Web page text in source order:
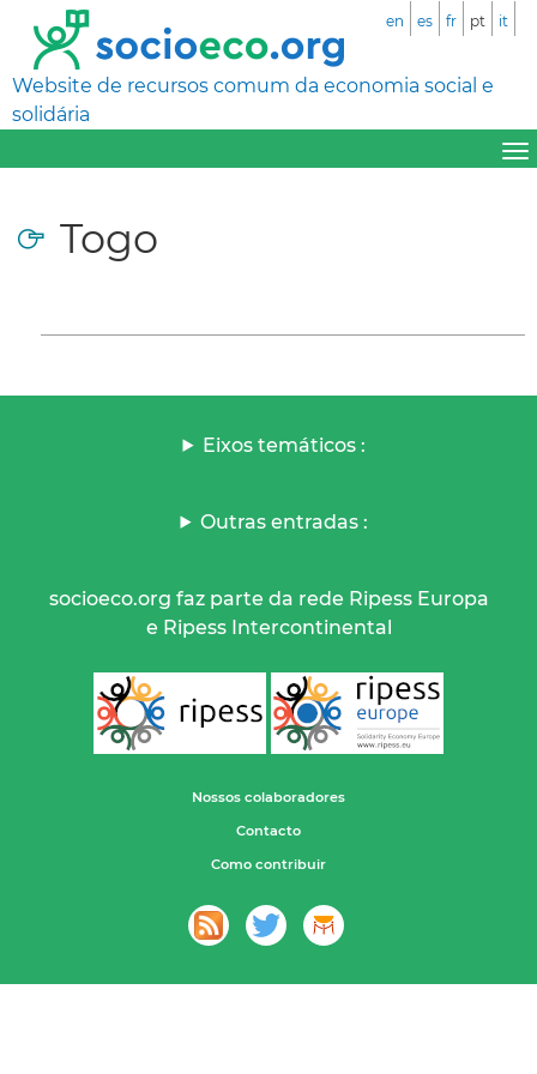
Website de recursos comum da economia social e
solidária
en es fr pt it
Togo
Eixos temáticos :
Outras entradas :
socioeco.org faz parte da rede Ripess Europa
e Ripess Intercontinental
Nossos colaboradores
Contacto
Como contribuir